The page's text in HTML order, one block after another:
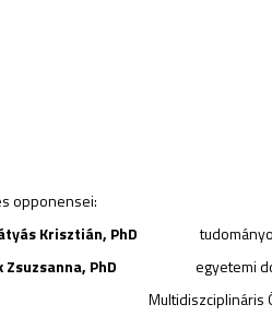
opponensei:
Krisztián, PhD
tudományos
PhD egyetemi